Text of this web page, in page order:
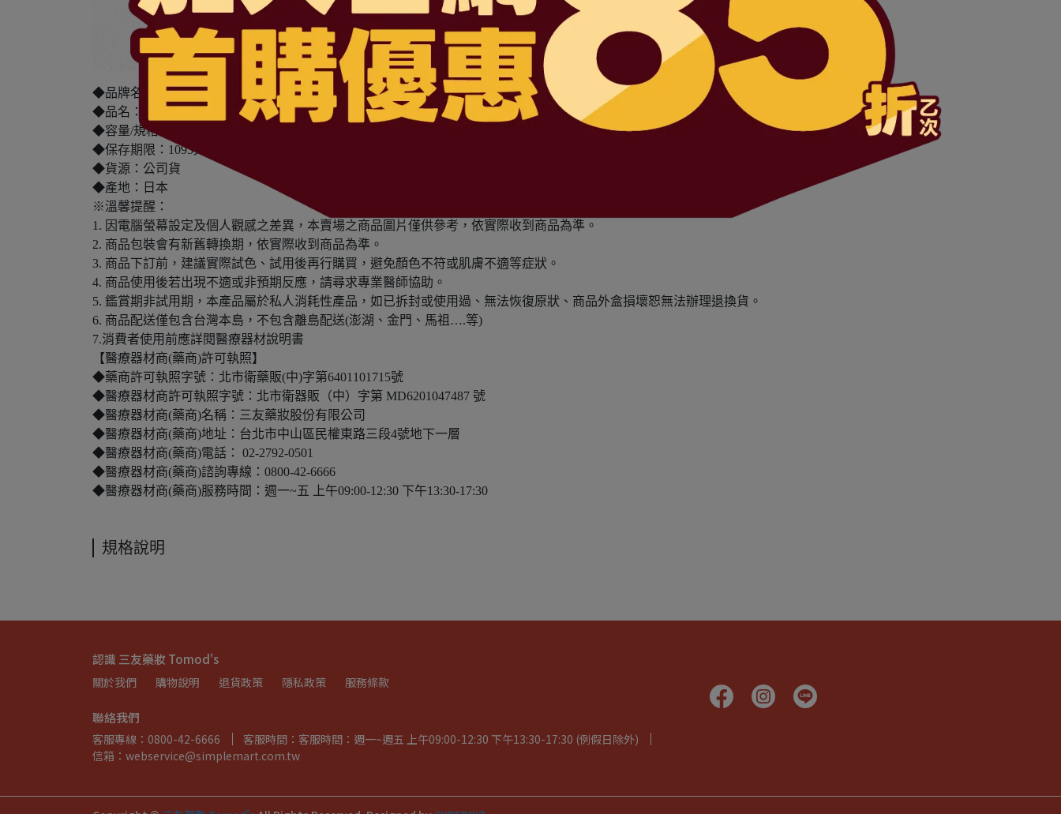
◆品牌名稱：聖茉雪
◆品名：聖茉雪 深層卸妝凝露-綠茶香400ml
◆容量/規格：400ml
◆保存期限：1095天
◆貨源：公司貨
◆產地：日本
※溫馨提醒：
1. 因電腦螢幕設定及個人觀感之差異，本賣場之商品圖片僅供參考，依實際收到商品為準。
2. 商品包裝會有新舊轉換期，依實際收到商品為準。
3. 商品下訂前，建議實際試色、試用後再行購買，避免顏色不符或肌膚不適等症狀。
4. 商品使用後若出現不適或非預期反應，請尋求專業醫師協助。
5. 鑑賞期非試用期，本產品屬於私人消耗性產品，如已拆封或使用過、無法恢復原狀、商品外盒損壞恕無法辦理退換貨。
6. 商品配送僅包含台灣本島，不包含離島配送(澎湖、金門、馬祖….等)
7.消費者使用前應詳閱醫療器材說明書
【醫療器材商(藥商)許可執照】
◆藥商許可執照字號：北市衛藥販(中)字第6401101715號
◆醫療器材商許可執照字號：北市衛器販（中）字第 MD6201047487 號
◆醫療器材商(藥商)名稱：三友藥妝股份有限公司
◆醫療器材商(藥商)地址：台北市中山區民權東路三段4號地下一層
◆醫療器材商(藥商)電話： 02-2792-0501
◆醫療器材商(藥商)諮詢專線：0800-42-6666
◆醫療器材商(藥商)服務時間：週一~五 上午09:00-12:30 下午13:30-17:30
規格說明
認識 三友藥妝 Tomod's
關於我們 購物說明 退貨政策 隱私政策 服務條款
聯絡我們
客服專線：0800-42-6666
客服時間：客服時間：週一~週五 上午09:00-12:30 下午13:30-17:30 (例假日除外)
信箱：webservice@simplemart.com.tw